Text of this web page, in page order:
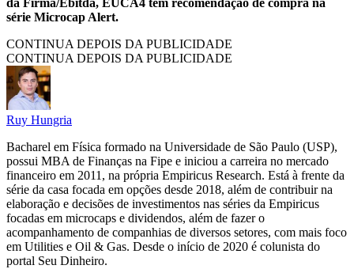
da Firma/Ebitda, EUCA4 tem recomendação de compra na
série Microcap Alert.
CONTINUA DEPOIS DA PUBLICIDADE
CONTINUA DEPOIS DA PUBLICIDADE
Ruy Hungria
Bacharel em Física formado na Universidade de São Paulo (USP),
possui MBA de Finanças na Fipe e iniciou a carreira no mercado
financeiro em 2011, na própria Empiricus Research. Está à frente da
série da casa focada em opções desde 2018, além de contribuir na
elaboração e decisões de investimentos nas séries da Empiricus
focadas em microcaps e dividendos, além de fazer o
acompanhamento de companhias de diversos setores, com mais foco
em Utilities e Oil & Gas. Desde o início de 2020 é colunista do
portal Seu Dinheiro.